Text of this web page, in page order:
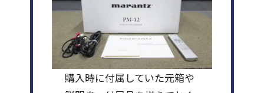
購入時に付属していた元箱や